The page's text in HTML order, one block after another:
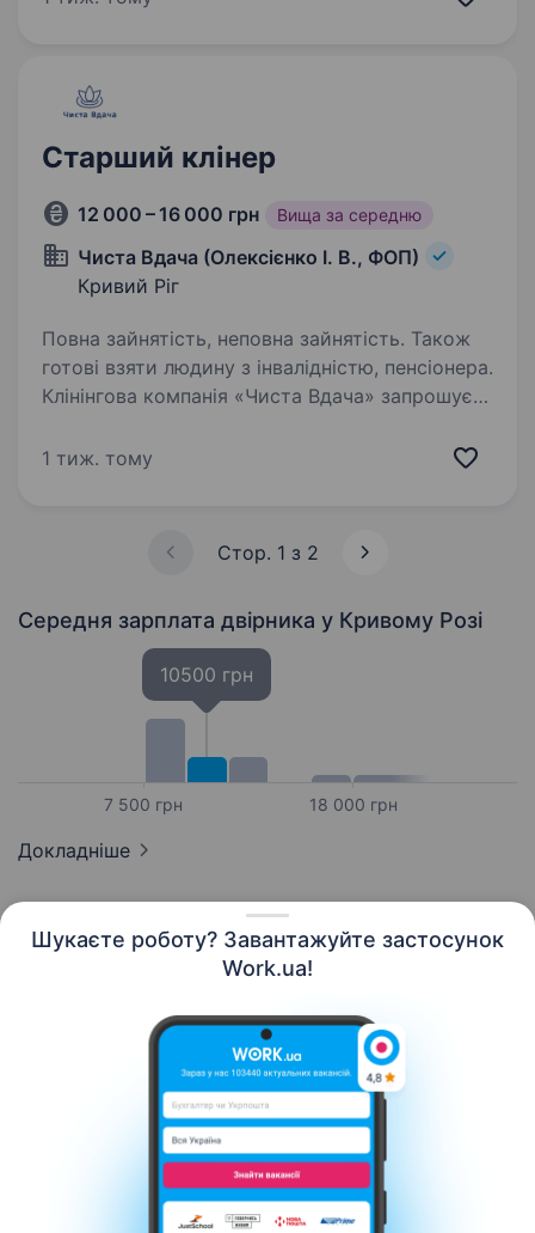
Шукаєте роботу? Завантажуйте застосунок
Work.ua!
Старший клінер
12 000 – 16 000 грн Вища за середню
Чиста Вдача (Олексієнко І. В., ФОП)
Кривий Ріг
Повна зайнятість, неповна зайнятість. Також
готові взяти людину з інвалідністю, пенсіонера.
Клінінгова компанія «Чиста Вдача» запрошує
Шукаємо людину, якій важлива стабільність,
1 тиж. тому
Стор. 1 з 2
Середня зарплата двірника у Кривому Розі
7 500 грн
10500 грн
18 000 грн
Докладніше
Контакти Про нас
Кар’єра